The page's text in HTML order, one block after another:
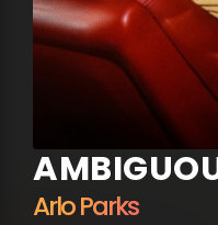
Arlo Parks